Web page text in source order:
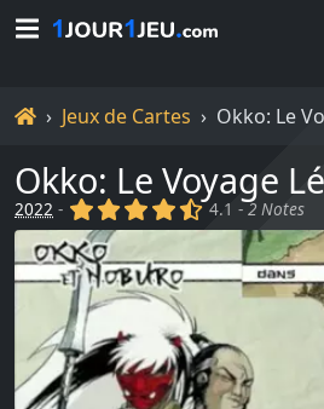
Accueil
Jeux de Cartes Okko: Le
Okko: Le Voyage
2022 - (x) (x) (x) (x) (,)
4.1 -2 Notes